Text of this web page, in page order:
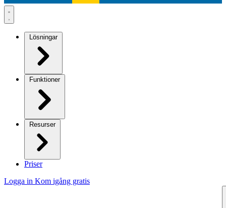
Lösningar
Funktioner
Resurser
Priser
Logga in Kom igång gratis